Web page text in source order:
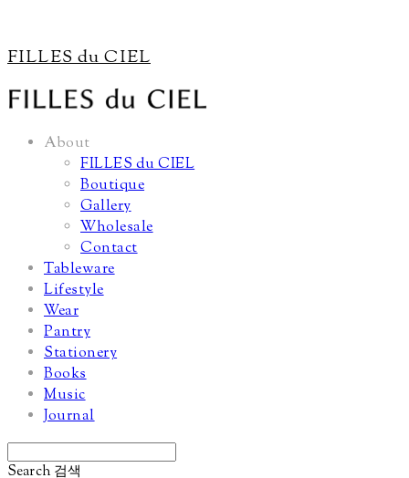
FILLES du CIEL
About
FILLES du CIEL
Boutique
Gallery
Wholesale
Contact
Tableware
Lifestyle
Wear
Pantry
Stationery
Books
Music
Journal
Search 검색